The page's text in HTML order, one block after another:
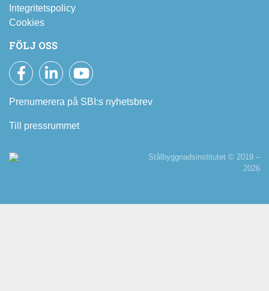
Integritetspolicy
Cookies
FÖLJ OSS
Facebook
LinkedInYouTube
Prenumerera på SBI:s nyhetsbrev
Till pressrummet
Stålbyggnadsinstitutet © 2019 –
2026